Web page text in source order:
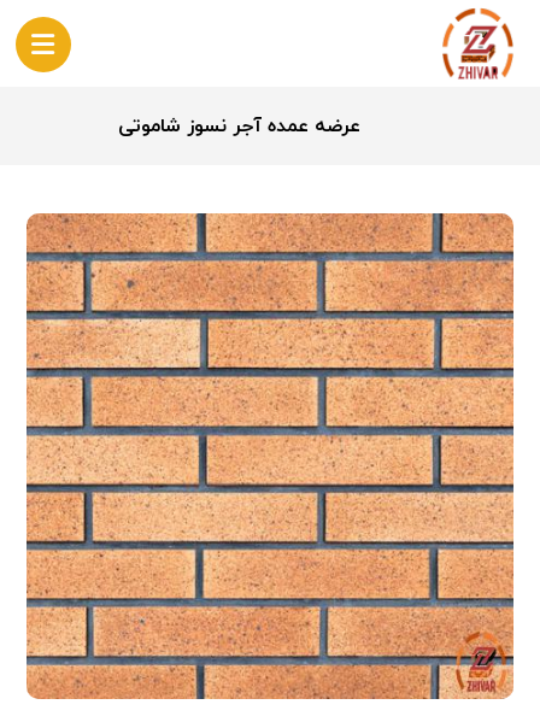
عرضه عمده آجر نسوز شاموتی